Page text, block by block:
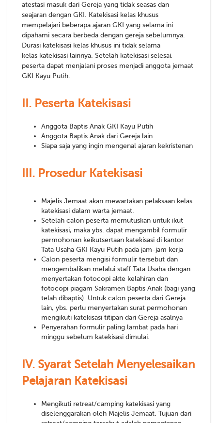
atestasi masuk dari Gereja yang tidak seasas dan
seajaran dengan GKI. Katekisasi kelas khusus
mempelajari beberapa ajaran GKI yang selama ini
dipahami secara berbeda dengan gereja sebelumnya.
Durasi katekisasi kelas khusus ini tidak selama
kelas katekisasi lainnya. Setelah katekisasi selesai,
peserta dapat menjalani proses menjadi anggota jemaat
GKI Kayu Putih.
II. Peserta Katekisasi
Anggota Baptis Anak GKI Kayu Putih
Anggota Baptis Anak dari Gereja lain
Siapa saja yang ingin mengenal ajaran kekristenan
III. Prosedur Katekisasi
Majelis Jemaat akan mewartakan pelaksaan kelas
katekisasi dalam warta jemaat.
Setelah calon peserta memutuskan untuk ikut
katekisasi, maka ybs. dapat mengambil formulir
permohonan keikutsertaan katekisasi di kantor
Tata Usaha GKI Kayu Putih pada jam-jam kerja
Calon peserta mengisi formulir tersebut dan
mengembalikan melalui staff Tata Usaha dengan
menyertakan fotocopi akte kelahiran dan
fotocopi piagam Sakramen Baptis Anak (bagi yang
telah dibaptis). Untuk calon peserta dari Gereja
lain, ybs. perlu menyertakan surat permohonan
mengikuti katekisasi titipan dari Gereja asalnya
Penyerahan formulir paling lambat pada hari
minggu sebelum katekisasi dimulai.
IV. Syarat Setelah Menyelesaikan
Pelajaran Katekisasi
Mengikuti retreat/camping katekisasi yang
diselenggarakan oleh Majelis Jemaat. Tujuan dari